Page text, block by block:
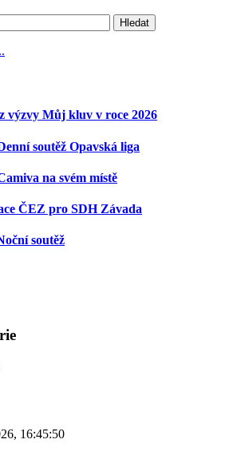
výzvy Můj kluv v roce 2026
soutěž Opavská liga
na svém místě
ČEZ pro SDH Závada
soutěž
, 16:45:50